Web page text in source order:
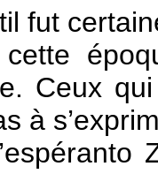
fut
Ceux
à